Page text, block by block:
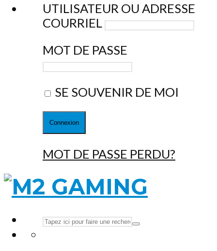
UTILISATEUR OU ADRESSE
COURRIEL
MOT DE PASSE
SE SOUVENIR DE MOI
MOT DE PASSE PERDU?